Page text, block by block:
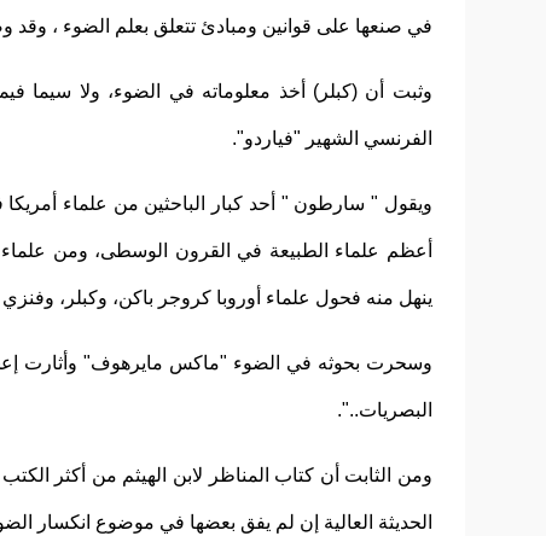
في صنعها على قوانين ومبادئ تتعلق بعلم الضوء ، وقد
وثبت أن (كبلر) أخذ معلوماته في الضوء، ولا سيما
الفرنسي الشهير "فياردو".
ويقول " سارطون " أحد كبار الباحثين من علماء
أعظم علماء الطبيعة في القرون الوسطى، ومن علماء
ينهل منه فحول علماء أوروبا كروجر باكن، وكبلر، وفنزي
وسحرت بحوثه في الضوء "ماكس مايرهوف" وأثارت
البصريات..".
ومن الثابت أن كتاب المناظر لابن الهيثم من أكثر
الحديثة العالية إن لم يفق بعضها في موضوع انكسار